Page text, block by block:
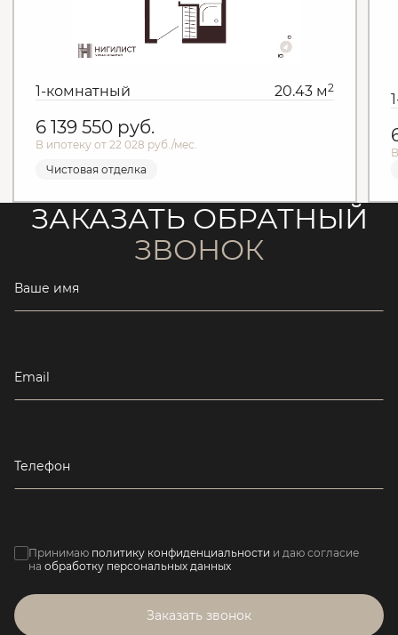
1-комнатный 20.43 м2
6 139 550 руб.
В ипотеку от 22 028 руб./мес.
Чистовая отделка
ЗАКАЗАТЬ ОБРАТНЫЙ
ЗВОНОК
Ваше имя
Email
Телефон
Принимаю политику конфиденциальности и даю согласие
на обработку персональных данных
Заказать звонок